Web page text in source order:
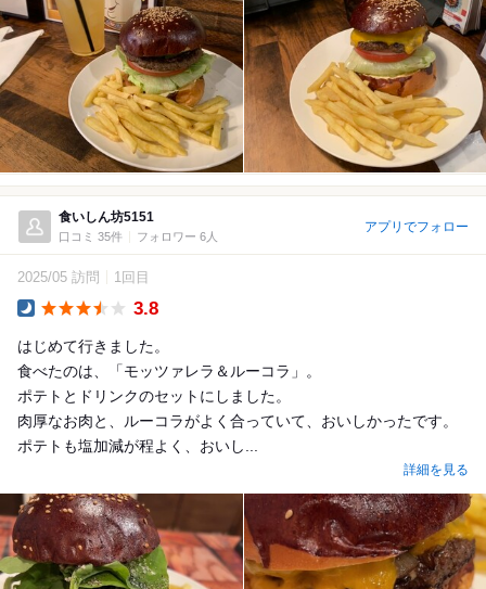
食いしん坊5151
口コミ 35件 フォロワー 6人
アプリでフォロー
2025/05 訪問 1回目
3.8
はじめて行きました。
食べたのは、「モッツァレラ＆ルーコラ」。
ポテトとドリンクのセットにしました。
肉厚なお肉と、ルーコラがよく合っていて、おいしかったです。
ポテトも塩加減が程よく、おいし...
詳細を見る